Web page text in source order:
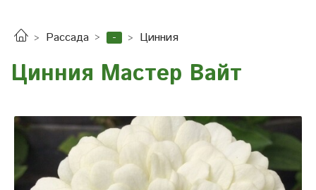
Рассада - Цинния
Цинния Мастер Вайт